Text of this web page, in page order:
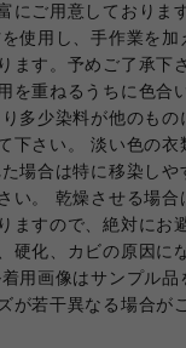
にご用意しており
使用し、手作業を加
ます。予めご了承下
を重ねるうちに色合
多少染料が他のも
下さい。 淡い色の
場合は特に移染し
い。 乾燥させる場合
ますので、絶対にお
硬化、カビの原因に
用画像はサンプル品
が若干異なる場合が